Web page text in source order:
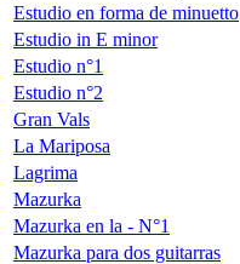
Estudio en forma de minuetto
Estudio in E minor
Estudio n°1
Estudio n°2
Gran Vals
La Mariposa
Lagrima
Mazurka
Mazurka en la - N°1
Mazurka para dos guitarras